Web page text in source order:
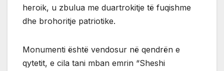
heroik, u zbulua me duartrokitje të fuqishme
dhe brohoritje patriotike.
Monumenti është vendosur në qendrën e
qytetit, e cila tani mban emrin “Sheshi